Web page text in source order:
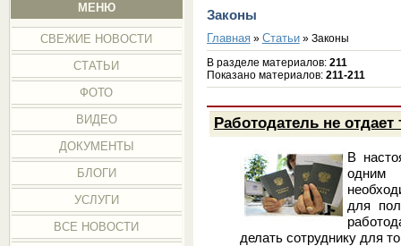
МЕНЮ
СВЕЖИЕ НОВОСТИ
СТАТЬИ
ФОТО
ВИДЕО
ДОКУМЕНТЫ
БЛОГИ
УСЛУГИ
ВСЕ НОВОСТИ
Законы
Главная» Статьи» Законы
В разделе материалов: 211
Показано материалов: 211-211
Работодатель не
В
одним
для
делать сотруднику для